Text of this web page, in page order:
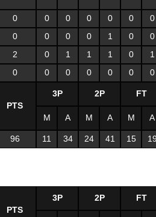
0 0 0 0 0 0
0
0 0 0 0 1 0
0
2 0 1 1 1 0
1
0 0 0 0 0 0 0
PTS
3P 2P FT
M A M A M A
96 11 34 24 41 15
PTS
3P 2P FT